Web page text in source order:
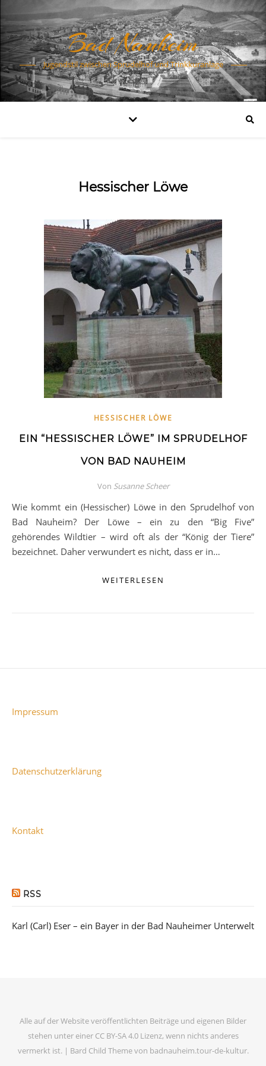
Bad Nauheim
Jugendstil zwischen Sprudelhof und Trinkkuranlage
Hessischer Löwe
HESSISCHER LÖWE
EIN “HESSISCHER LÖWE” IM SPRUDELHOF
VON BAD NAUHEIM
Von Susanne Scheer
Wie kommt ein (Hessischer) Löwe in den Sprudelhof von
Bad Nauheim? Der Löwe – ein zu den “Big Five”
gehörendes Wildtier – wird oft als der “König der Tiere”
bezeichnet. Daher verwundert es nicht, dass er in…
WEITERLESEN
Impressum
Datenschutzerklärung
Kontakt
RSS
Karl (Carl) Eser – ein Bayer in der Bad Nauheimer Unterwelt
Alle auf der Website veröffentlichten Beiträge und eigenen Bilder
stehen unter einer CC BY-SA 4.0 Lizenz, wenn nichts anderes
vermerkt ist. | Bard Child Theme von badnauheim.tour-de-kultur.